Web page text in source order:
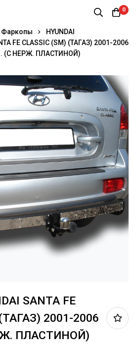
0
Фаркопы
HYUNDAI
FE CLASSIC (SM) (ТАГАЗ) 2001-2006
(C НЕРЖ. ПЛАСТИНОЙ)
SANTA FE
2001-2006
ПЛАСТИНОЙ)